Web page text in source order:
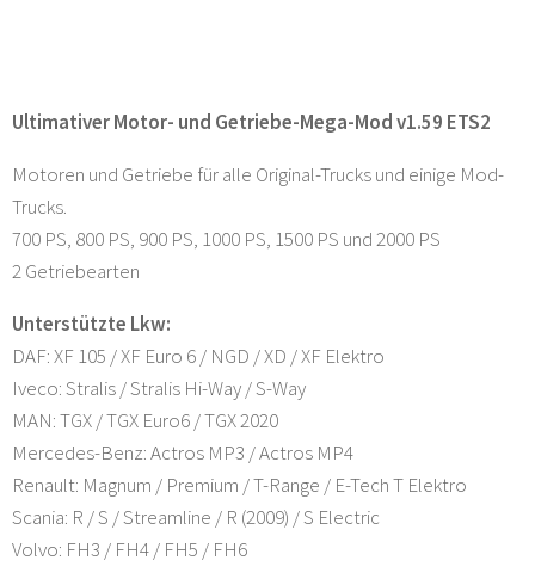
Ultimativer Motor- und Getriebe-Mega-Mod v1.59 ETS2
Motoren und Getriebe für alle Original-Trucks und einige Mod-
Trucks.
700 PS, 800 PS, 900 PS, 1000 PS, 1500 PS und 2000 PS
2 Getriebearten
Unterstützte Lkw:
DAF: XF 105 / XF Euro 6 / NGD / XD / XF Elektro
Iveco: Stralis / Stralis Hi-Way / S-Way
MAN: TGX / TGX Euro6 / TGX 2020
Mercedes-Benz: Actros MP3 / Actros MP4
Renault: Magnum / Premium / T-Range / E-Tech T Elektro
Scania: R / S / Streamline / R (2009) / S Electric
Volvo: FH3 / FH4 / FH5 / FH6